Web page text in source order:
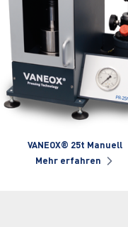
VANEOX® 25t Manuell
Mehr erfahren